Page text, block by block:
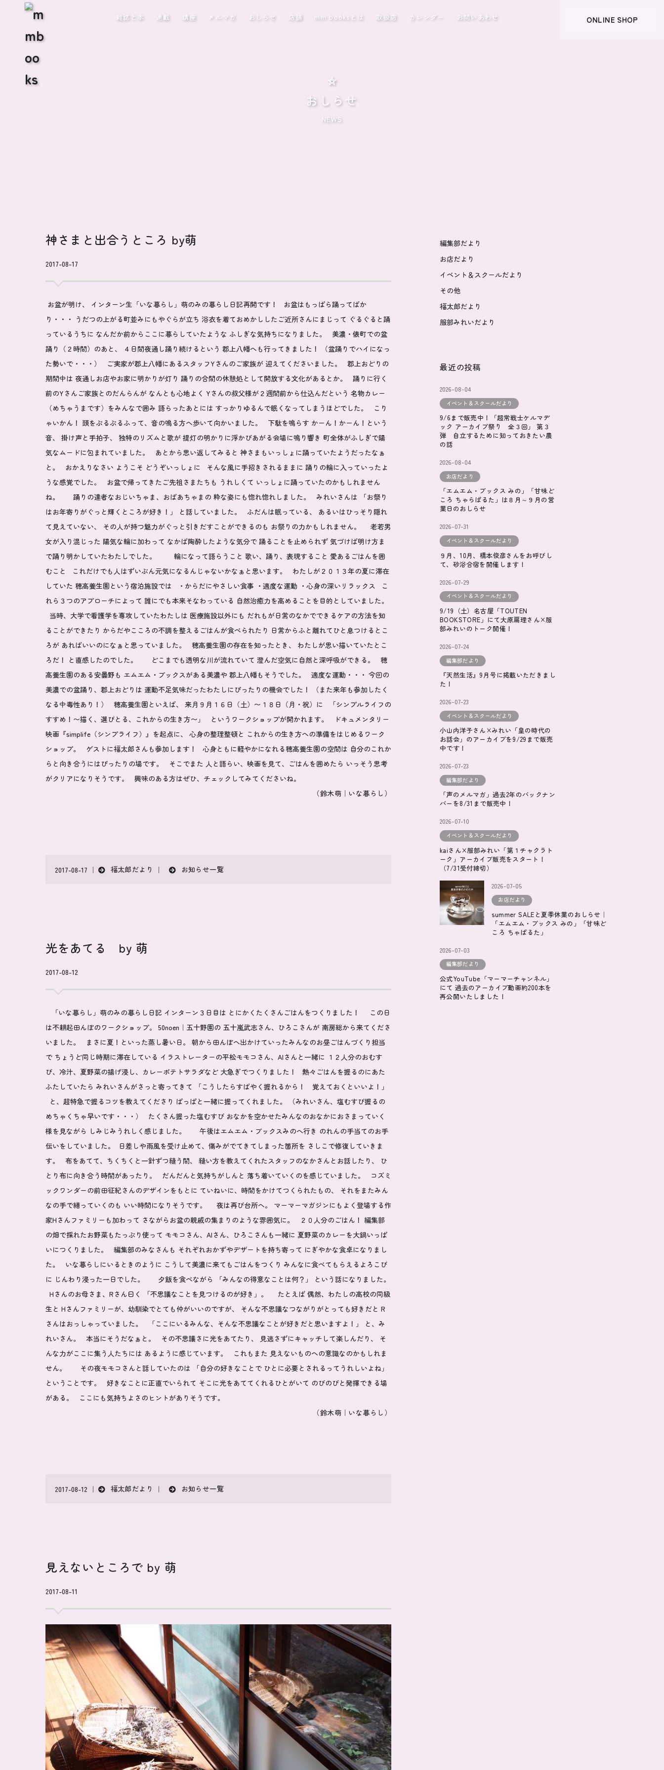
雑誌と本 連載 講座 メルマガ おしらせ 店舗 mm booksとは 取扱店 カレンダー お問いあわせ ONLINE SHOP
おしらせ
NEWS
神さまと出合うところ by萌
2017-08-17
お盆が明け、 インターン生「いな暮らし 」萌のみの暮らし日記再開です！ お盆はもっぱら踊ってばか
り・・・ うだつの上がる町並みにもやぐらが立ち 浴衣を着ておめかししたご近所さんにまじって ぐるぐると踊
っているうちに なんだか前からここに暮らしていたような ふしぎな気持ちになりました。 美濃・俵町での盆
踊り（２時間）のあと、 ４日間夜通し踊り続けるという 郡上八幡へも行ってきました！ （盆踊りでハイになっ
た勢いで・・・） ご実家が郡上八幡にあるスタッフYさんのご家族が 迎えてくださいました。 郡上おどりの
期間中は 夜通しお店やお家に明かりが灯り 踊りの合間の休憩処として開放する文化があるとか。 踊りに行く
前のYさんご家族とのだんらんが なんとも心地よく Yさんの叔父様が２週間前から仕込んだという 名物カレー
（めちゃうまです）をみんなで囲み 語らったあとには すっかりゆるんで眠くなってしまうほどでした。 こり
ゃいかん！ 頭をぷるぷるふって、音の鳴る方へ歩いて向かいました。 下駄を鳴らす かーん！かーん！という
音、 掛け声と手拍子、 独特のリズムと歌が 提灯の明かりに浮かびあがる会場に鳴り響き 町全体がふしぎで陽
気なムードに包まれていました。 あとから思い返してみると 神さまもいっしょに踊っていたようだったなぁ
と。 おかえりなさい ようこそ どうぞいっしょに そんな風に手招きされるままに 踊りの輪に入っていったよ
うな感覚でした。 お盆で帰ってきたご先祖さまたちも うれしくて いっしょに踊っていたのかもしれません
ね。 踊りの達者なおじいちゃま、おばあちゃまの 粋な姿にも惚れ惚れしました。 みれいさんは 「お祭り
はお年寄りがぐっと輝くところが好き！」 と話していました。 ふだんは眠っている、 あるいはひっそり隠れ
て見えていない、 その人が持つ魅力がぐっと引きだすことができるのも お祭りの力かもしれません。 老若男
女が入り混じった 陽気な輪に加わって なかば陶酔したような気分で 踊ることを止められず 気づけば明け方ま
で踊り明かしていたわたしでした。 輪になって語らうこと 歌い、踊り、表現すること 愛あるごはんを囲
むこと これだけでも人はずいぶん元気になるんじゃないかなぁと思います。 わたしが２０１３年の夏に滞在
していた 穂高養生園 という宿泊施設では ・からだにやさしい食事 ・適度な運動 ・心身の深いリラックス こ
れら３つのアプローチによって 誰にでも本来そなわっている 自然治癒力を高めることを目的としていました。
当時、大学で看護学を専攻していたわたしは 医療施設以外にも だれもが日常のなかでできるケアの方法を知
ることができたり からだやこころの不調を整えるごはんが食べられたり 日常からふと離れてひと息つけるとこ
ろが あればいいのになぁと思っていました。 穂高養生園の存在を知ったとき、 わたしが思い描いていたとこ
ろだ！ と直感したのでした。 どこまでも透明な川が流れていて 澄んだ空気に自然と深呼吸ができる。 穂
高養生園のある安曇野も エムエム・ブックスがある美濃や 郡上八幡もそうでした。 適度な運動・・・ 今回の
美濃での盆踊り、郡上おどりは 運動不足気味だったわたしにぴったりの機会でした！ （また来年も参加したく
なる中毒性あり！） 穂高養生園といえば、 来月９月１６日（土）〜１８日（月・祝）に
「シンプルライフの
すすめ！〜描く、選びとる、これからの生き方〜」
というワークショップが開かれます。 ドキュメンタリー
映画『simplife（シンプライフ）』を起点に、 心身の整理整頓と これからの生き方への準備をはじめるワーク
ショップ。 ゲストに福太郎さんも参加します！ 心身ともに軽やかになれる穂高養生園の空間は 自分のこれか
らと向き合うにはぴったりの場です。 そこでまた 人と語らい、映画を見て、ごはんを囲めたら いっそう思考
がクリアになりそうです。 興味のある方はぜひ、チェックしてみてくださいね。
（鈴木萌｜いな暮らし）
2017-08-17 ｜ 福太郎だより ｜ お知らせ一覧
光をあてる by 萌
2017-08-12
「いな暮らし」萌のみの暮らし日記 インターン３日目は とにかくたくさんごはんをつくりました！ この日
は不耕起田んぼのワークショップ。 50noen｜五十野園の 五十嵐武志さん、ひろこさんが 南房総から来てくださ
いました。 まさに夏！といった蒸し暑い日。 朝から田んぼへ出かけていったみんなのお昼ごはんづくり担当
で ちょうど同じ時期に滞在している イラストレーターの平松モモコ さん、AIさんと一緒に １２人分のおむす
び、冷汁、夏野菜の揚げ浸し、カレーポテトサラダなど 大急ぎでつくりました！ 熱々ごはんを握るのにあた
ふたしていたら みれいさんがさっと寄ってきて 「こうしたらすばやく握れるから！ 覚えておくといいよ！」
と、超特急で握るコツを教えてくださり ぱっぱと一緒に握ってくれました。 （みれいさん、塩むすび握るの
めちゃくちゃ早いです・・・） たくさん握った塩むすび おなかを空かせたみんなのおなかにおさまっていく
様を見ながら しみじみうれしく感じました。 午後はエムエム・ブックスみのへ行き のれんの手当てのお手
伝いをしていました。
日差しや雨風を受け止めて、傷みがでてきてしまった箇所を さしこで修復していきま
す。 布をあてて、ちくちくと一針ずつ縫う間、 縫い方を教えてくれたスタッフのなかさんとお話したり、 ひ
とり布に向き合う時間があったり。 だんだんと気持ちがしんと 落ち着いていくのを感じていました。 コズミ
ックワンダーの前田征紀さんのデザインをもとに ていねいに、時間をかけてつくられたもの、 それをまたみん
なの手で繕っていくのも いい時間になりそうです。 夜は再び台所へ。 マーマーマガジンにもよく登場する作
家Hさんファミリーも加わって さながらお盆の親戚の集まりのような雰囲気に。 ２０人分のごはん！ 編集部
の畑で採れたお野菜もたっぷり使って モモコさん、AIさん、ひろこさんも一緒に 夏野菜のカレーを大鍋いっぱ
いにつくりました。 編集部のみなさんも それぞれおかずやデザートを持ち寄って にぎやかな食卓になりまし
た。 いな暮らし にいるときのように こうして美濃に来てもごはんをつくり みんなに食べてもらえるよろこび
に じんわり浸った一日でした。 夕飯を食べながら 「みんなの得意なことは何？」 という話になりました。
Hさんのお母さま、Rさん曰く 「不思議なことを見つけるのが好き」。 たとえば 偶然、わたしの高校の同級
生と Hさんファミリーが、幼馴染でとても仲がいいのですが、 そんな不思議なつながりがとっても好きだと R
さんはおっしゃっていました。 「ここにいるみんな、そんな不思議なことが好きだと思いますよ！」 と、み
れいさん。 本当にそうだなぁと。 その不思議さに光をあてたり、 見逃さずにキャッチして楽しんだり、 そ
んな力がここに集う人たちには あるように感じています。 これもまた 見えないものへの意識なのかもしれま
せん。 その夜モモコさんと話していたのは 「自分の好きなことで ひとに必要とされるってうれしいよね」
ということです。 好きなことに正直でいられて そこに光をあててくれるひとがいて のびのびと発揮できる場
がある。 ここにも気持ちよさのヒントがありそうです。
（鈴木萌｜いな暮らし）
2017-08-12 ｜ 福太郎だより ｜ お知らせ一覧
見えないところで by 萌
2017-08-11
編集部だより
お店だより
イベント＆スクールだより
その他
福太郎だより
服部みれいだより
最近の投稿
2026-08-04
イベント＆スクールだより
9/6まで販売中！「超常戦士ケルマデ
ック アーカイブ祭り 全３回」 第３
弾 自立するために知っておきたい農
の話
2026-08-04
お店だより
「エムエム・ブックス みの」「甘味ど
ころ ちゃらぱるた」は８月～９月の営
業日のおしらせ
2026-07-31
イベント＆スクールだより
９月、10月、橋本俊彦さんをお呼びし
て、砂浴合宿を開催します！
2026-07-29
イベント＆スクールだより
9/19（土）名古屋「TOUTEN
BOOKSTORE」にて大原扁理さん×服
部みれいのトーク開催！
2026-07-24
編集部だより
『天然生活』9月号に掲載いただきまし
た！
2026-07-23
イベント＆スクールだより
小山内洋子さん×みれい「皇の時代の
お話会」のアーカイブを9/29まで販売
中です！
2026-07-23
編集部だより
「声のメルマガ」過去2年のバックナン
バーを8/31まで販売中！
2026-07-10
イベント＆スクールだより
kaiさん×服部みれい「第１チャクラト
ーク」アーカイブ販売をスタート！
（7/31受付締切）
2026-07-05
お店だより
summer SALEと夏季休業のおしらせ｜
「エムエム・ブックス みの」「甘味ど
ころ ちゃぱるた」
2026-07-03
編集部だより
公式YouTube「マーマーチャンネル」
にて 過去のアーカイブ動画約200本を
再公開いたしました！